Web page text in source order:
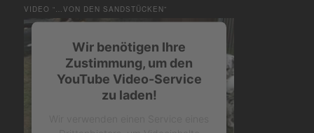
VIDEO “…VON DEN SANDSTÜCKEN”
Wir benötigen Ihre
Zustimmung, um den
YouTube Video-Service
zu laden!